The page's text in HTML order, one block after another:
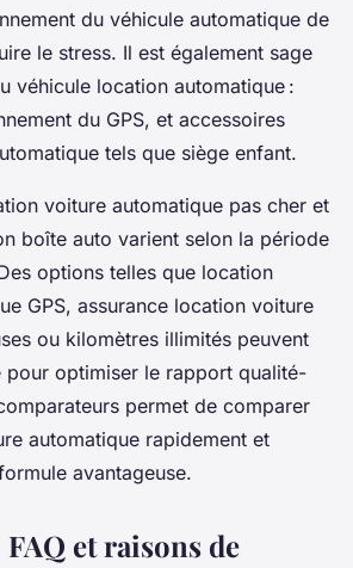
du véhicule automatique de
le stress. Il est également sage
véhicule location automatique :
du GPS, et accessoires
tels que siège enfant.
voiture automatique pas cher et
boîte auto varient selon la période
options telles que location
GPS, assurance location voiture
ou kilomètres illimités peuvent
optimiser le rapport qualité-
permet de comparer
automatique rapidement et
avantageuse.
et raisons de